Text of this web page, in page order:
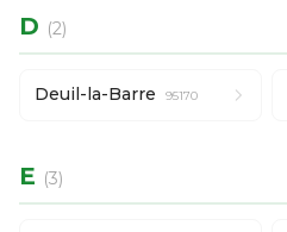
D (2)
Deuil-la-Barre 95170
E (3)